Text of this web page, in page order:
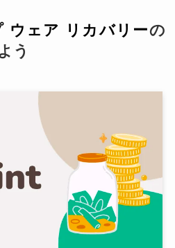
ウェア リカバリーの
う